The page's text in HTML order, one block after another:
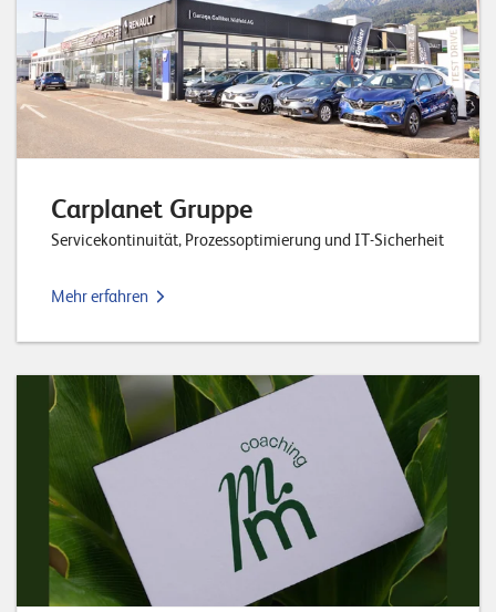
0
2
2
L
e
h
I
T
l
u
t
i
n
Carplanet Gruppe
Servicekontinuität, Prozessoptimierung und IT-Sicherheit
Mehr erfahren